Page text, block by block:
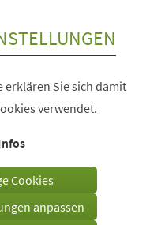
erklären Sie sich damit
verwendet.
Cookies
anpassen